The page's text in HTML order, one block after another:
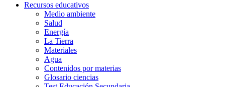
Recursos educativos
Medio ambiente
Salud
Energía
La Tierra
Materiales
Agua
Contenidos por materias
Glosario ciencias